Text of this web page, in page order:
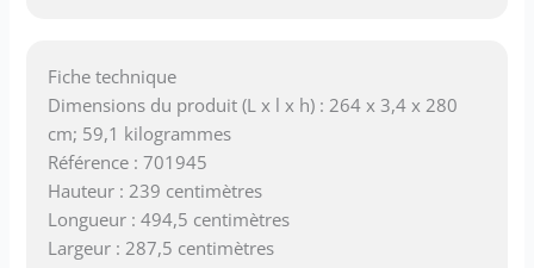
Fiche technique
Dimensions du produit (L x l x h) : 264 x 3,4 x 280
cm; 59,1 kilogrammes
Référence : 701945
Hauteur : 239 centimètres
Longueur : 494,5 centimètres
Largeur : 287,5 centimètres